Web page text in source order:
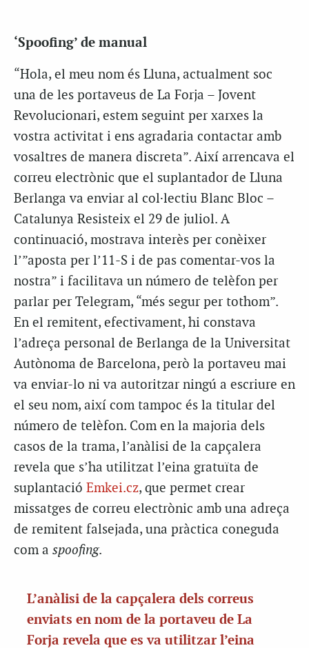
‘Spoofing’ de manual
“Hola, el meu nom és Lluna, actualment soc
una de les portaveus de La Forja – Jovent
Revolucionari, estem seguint per xarxes la
vostra activitat i ens agradaria contactar amb
vosaltres de manera discreta”. Així arrencava el
correu electrònic que el suplantador de Lluna
Berlanga va enviar al col·lectiu Blanc Bloc –
Catalunya Resisteix el 29 de juliol. A
continuació, mostrava interès per conèixer
l’”aposta per l’11-S i de pas comentar-vos la
nostra” i facilitava un número de telèfon per
parlar per Telegram, “més segur per tothom”.
En el remitent, efectivament, hi constava
l’adreça personal de Berlanga de la Universitat
Autònoma de Barcelona, però la portaveu mai
va enviar-lo ni va autoritzar ningú a escriure en
el seu nom, així com tampoc és la titular del
número de telèfon. Com en la majoria dels
casos de la trama, l’anàlisi de la capçalera
revela que s’ha utilitzat l’eina gratuïta de
suplantació Emkei.cz, que permet crear
missatges de correu electrònic amb una adreça
de remitent falsejada, una pràctica coneguda
com a spoofing.
L’anàlisi de la capçalera dels correus
enviats en nom de la portaveu de La
Forja revela que es va utilitzar l’eina